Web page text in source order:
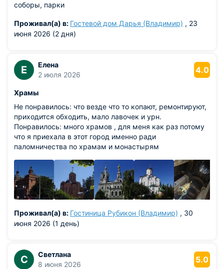
соборы, парки
Проживал(а) в: Гостевой дом Дарья (Владимир) , 23
июня 2026 (2 дня)
Е
Елена
2 июля 2026
4.0
Храмы
Не понравилось: что везде что то копают, ремонтируют,
приходится обходить, мало лавочек и урн.
Понравилось: много храмов , для меня как раз потому
что я приехала в этот город именно ради
паломничества по храмам и монастырям
Проживал(а) в: Гостиница Рубикон (Владимир) , 30
июня 2026 (1 день)
С
Светлана
8 июня 2026
5.0